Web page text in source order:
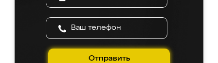
Отправить